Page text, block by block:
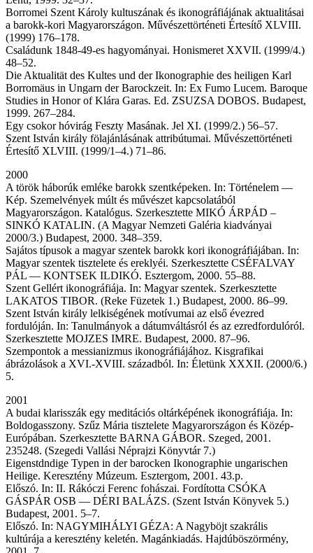
Borromei Szent Károly kultuszának és ikonográfiájának aktualitásai
a barokk-kori Magyarországon. Művészettörténeti Értesítő XLVIII.
(1999) 176–178.
Családunk 1848-49-es hagyományai. Honismeret XXVII. (1999/4.)
48–52.
Die Aktualität des Kultes und der Ikonographie des heiligen Karl
Borromäus in Ungarn der Barockzeit. In: Ex Fumo Lucem. Baroque
Studies in Honor of Klára Garas. Ed. ZSUZSA DOBOS. Budapest,
1999. 267–284.
Egy csokor hóvirág Feszty Masának. Jel XI. (1999/2.) 56–57.
Szent István király fölajánlásának attribútumai. Művészettörténeti
Értesítő XLVIII. (1999/1–4.) 71–86.
2000
A török háborúk emléke barokk szentképeken. In: Történelem —
Kép. Szemelvények múlt és művészet kapcsolatából
Magyarországon. Katalógus. Szerkesztette MIKÓ ÁRPÁD –
SINKÓ KATALIN. (A Magyar Nemzeti Galéria kiadványai
2000/3.) Budapest, 2000. 348–359.
Sajátos típusok a magyar szentek barokk kori ikonográfiájában. In:
Magyar szentek tisztelete és ereklyéi. Szerkesztette CSÉFALVAY
PÁL — KONTSEK ILDIKÓ. Esztergom, 2000. 55–88.
Szent Gellért ikonográfiája. In: Magyar szentek. Szerkesztette
LAKATOS TIBOR. (Reke Füzetek 1.) Budapest, 2000. 86–99.
Szent István király lelkiségének motívumai az első évezred
fordulóján. In: Tanulmányok a dátumváltásról és az ezredfordulóról.
Szerkesztette MOJZES IMRE. Budapest, 2000. 87–96.
Szempontok a messianizmus ikonográfiájához. Kisgrafikai
ábrázolások a XVI.-XVIII. századból. In: Életünk XXXII. (2000/6.)
5.
2001
A budai klarisszák egy meditációs oltárképének ikonográfiája. In:
Boldogasszony. Szűz Mária tisztelete Magyarországon és Közép-
Európában. Szerkesztette BARNA GÁBOR. Szeged, 2001.
235248. (Szegedi Vallási Néprajzi Könyvtár 7.)
Eigenstdndige Typen in der barocken Ikonographie ungarischen
Heilige. Keresztény Múzeum. Esztergom, 2001. 43.p.
Előszó. In: II. Rákóczi Ferenc fohászai. Fordította CSÓKA
GÁSPÁR OSB — DÉRI BALÁZS. (Szent István Könyvek 5.)
Budapest, 2001. 5–7.
Előszó. In: NAGYMIHÁLYI GÉZA: A Nagyböjt szakrális
kultúrája a keresztény keletén. Magánkiadás. Hajdúböszörmény,